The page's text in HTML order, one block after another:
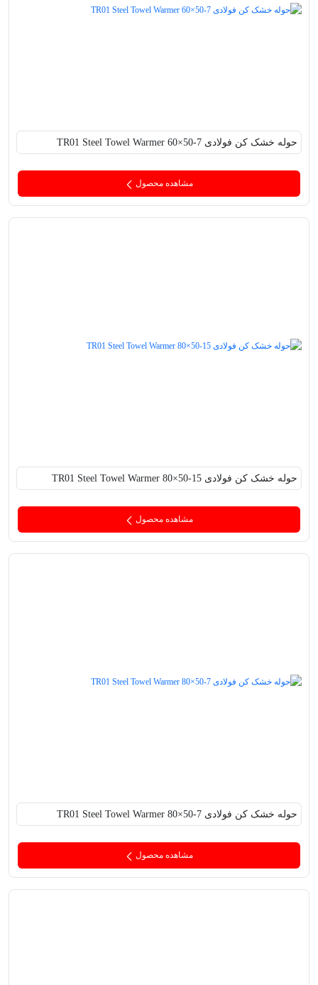
حوله خشک کن فولادی TR01 Steel Towel Warmer 60×50-7
مشاهده محصول
حوله خشک کن فولادی TR01 Steel Towel Warmer 80×50-15
مشاهده محصول
حوله خشک کن فولادی TR01 Steel Towel Warmer 80×50-7
مشاهده محصول